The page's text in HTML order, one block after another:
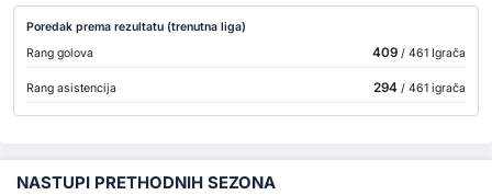
Poredak prema rezultatu (trenutna liga)
Rang golova
409/ 461 Igrača
Rang asistencija 294/ 461 igrača
NASTUPI PRETHODNIH SEZONA